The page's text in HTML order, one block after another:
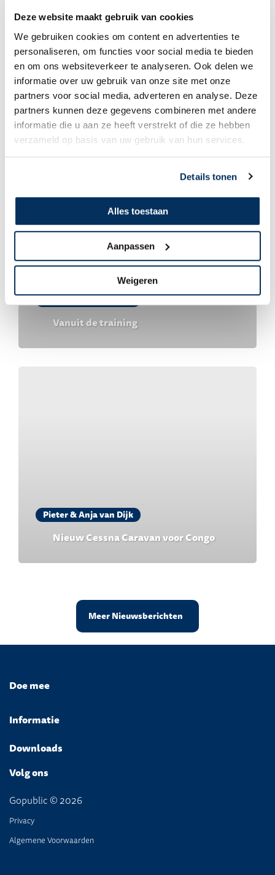
Deze website maakt gebruik van cookies
We gebruiken cookies om content en advertenties te
personaliseren, om functies voor social media te bieden
en om ons websiteverkeer te analyseren. Ook delen we
informatie over uw gebruik van onze site met onze
partners voor social media, adverteren en analyse. Deze
partners kunnen deze gegevens combineren met andere
informatie die u aan ze heeft verstrekt of die ze hebben
verzameld op basis van uw gebruik van hun services.
Details tonen
Alles toestaan
Aanpassen
Weigeren
Pieter & Anja van Dijk
MATC
Pieter & Anja van Dijk
Vanuit de training
Pieter & Anja van Dijk
Nieuw Cessna Caravan voor Congo
Meer Nieuwsberichten
Doe mee
Informatie
Downloads
Volg ons
Gopublic © 2026
Privacy
Algemene Voorwaarden